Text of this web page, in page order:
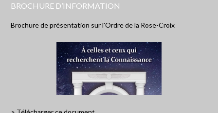
BROCHURE D’INFORMATION
Brochure de présentation sur l'Ordre de la Rose-Croix